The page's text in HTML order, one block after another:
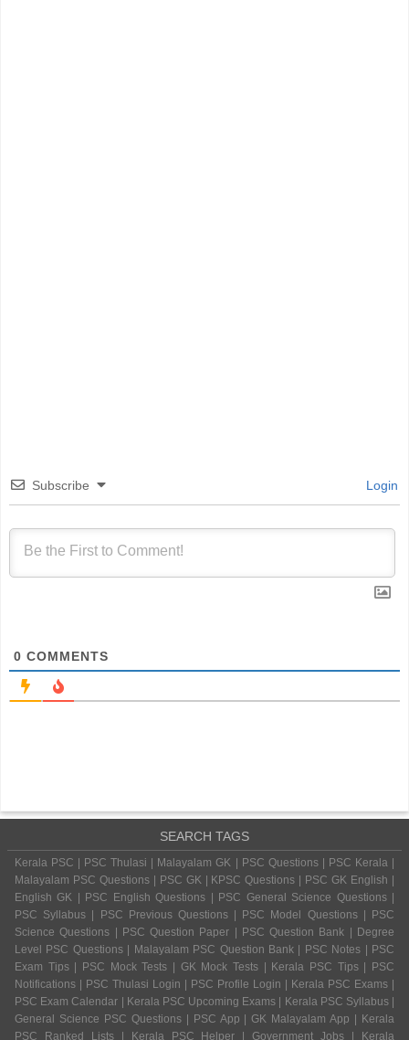
Subscribe Login
0 COMMENTS
SEARCH TAGS
Kerala PSC | PSC Thulasi | Malayalam GK | PSC Questions | PSC Kerala |
Malayalam PSC Questions | PSC GK | KPSC Questions | PSC GK English |
English GK | PSC English Questions | PSC General Science Questions |
PSC Syllabus | PSC Previous Questions | PSC Model Questions | PSC
Science Questions | PSC Question Paper | PSC Question Bank | Degree
Level PSC Questions | Malayalam PSC Question Bank | PSC Notes | PSC
Exam Tips | PSC Mock Tests | GK Mock Tests | Kerala PSC Tips | PSC
Notifications | PSC Thulasi Login | PSC Profile Login | Kerala PSC Exams |
PSC Exam Calendar | Kerala PSC Upcoming Exams | Kerala PSC Syllabus |
General Science PSC Questions | PSC App | GK Malayalam App | Kerala
PSC Ranked Lists | Kerala PSC Helper | Government Jobs | Kerala